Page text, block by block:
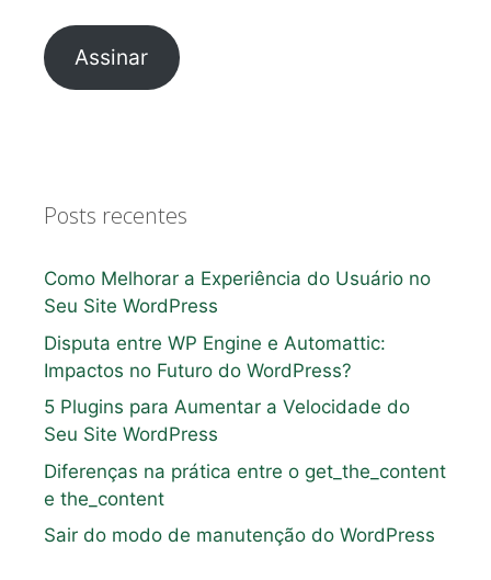
mail
Assinar
Posts recentes
Como Melhorar a Experiência do Usuário no
Seu Site WordPress
Disputa entre WP Engine e Automattic:
Impactos no Futuro do WordPress?
5 Plugins para Aumentar a Velocidade do
Seu Site WordPress
Diferenças na prática entre o get_the_content
e the_content
Sair do modo de manutenção do WordPress